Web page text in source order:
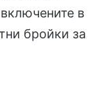
в
бройки за